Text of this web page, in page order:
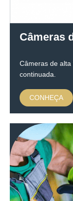
Câmeras
Câmeras de alta
continuada.
CONHEÇA